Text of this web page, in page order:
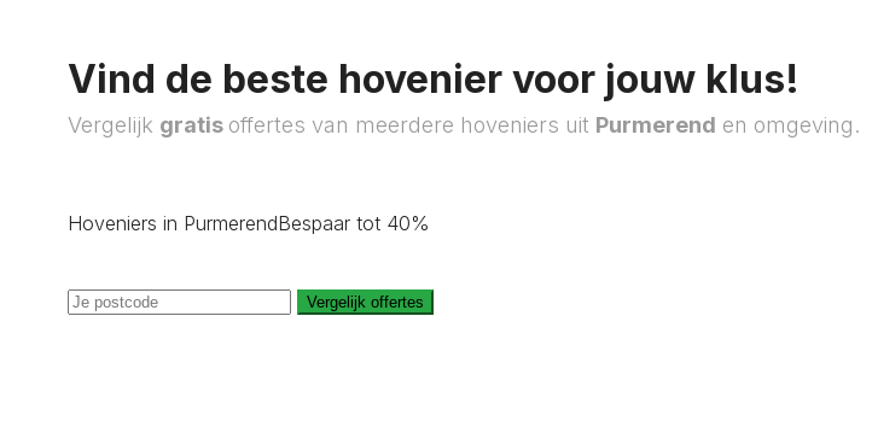
Vind de beste hovenier voor jouw klus!
Vergelijk gratis offertes van meerdere hoveniers uit Purmerend en omgeving.
Hoveniers in PurmerendBespaar tot 40%
Vergelijk offertes